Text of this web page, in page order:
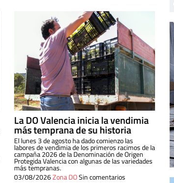
La DO Valencia inicia la vendimia
más temprana de su historia
El lunes 3 de agosto ha dado comienzo las
labores de vendimia de los primeros racimos de la
campaña 2026 de la Denominación de Origen
Protegida Valencia con algunas de las variedades
más tempranas.
03/08/2026Zona DOSin comentarios